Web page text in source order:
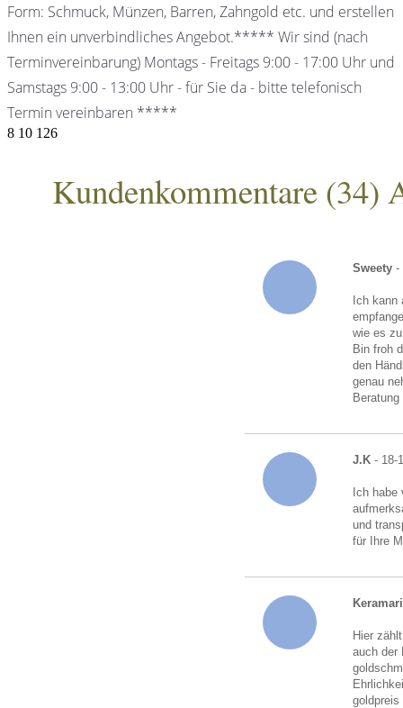
Form: Schmuck, Münzen, Barren, Zahngold etc. und erstellen
Ihnen ein unverbindliches Angebot.***** Wir sind (nach
Terminvereinbarung) Montags - Freitags 9:00 - 17:00 Uhr und
Samstags 9:00 - 13:00 Uhr - für Sie da - bitte telefonisch
Termin vereinbaren *****
8 10 126
Kundenkommentare (34)
Sweety -
Ich
wie es
Bin froh
den
genau
Beratung
J.K - 18-
Ich
und
für Ihre
Hier
auch der
goldpreis